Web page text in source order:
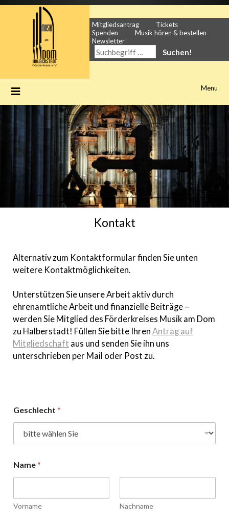
Skip
Mitgliedsantrag
Tickets
Spenden
Musik hören & bestellen
Newsletter
SUCHE
NACH:
Menu
Kontakt
Alternativ zum Kontaktformular finden Sie unten
weitere Kontaktmöglichkeiten.
Unterstützen Sie unsere Arbeit aktiv durch
ehrenamtliche Arbeit und finanzielle Beiträge –
werden Sie Mitglied des Förderkreises Musik am Dom
zu Halberstadt! Füllen Sie bitte Ihren Antrag auf
Mitgliedschaft aus und senden Sie ihn uns
unterschrieben per Mail oder Post zu.
Geschlecht *
Name*
Vorname Nachname